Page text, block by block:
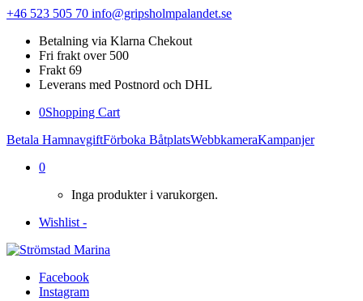
+46 523 505 70 info@gripsholmpalandet.se
Betalning via Klarna Chekout
Fri frakt over 500
Frakt 69
Leverans med Postnord och DHL
0Shopping Cart
Betala HamnavgiftFörboka BåtplatsWebbkameraKampanjer
0
Inga produkter i varukorgen.
Wishlist -
Facebook
Instagram